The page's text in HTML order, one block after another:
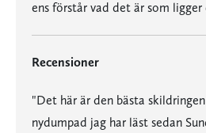
ens förstår vad det är som ligger
Recensioner
"Det här är den bästa
nydumpad jag har läst sedan